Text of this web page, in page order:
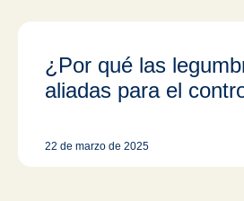
¿Por qué las
aliadas para el
22 de marzo de 2025